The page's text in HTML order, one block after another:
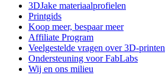
3DJake materiaalprofielen
Printgids
Koop meer, bespaar meer
Affiliate Program
Veelgestelde vragen over 3D-printen
Ondersteuning voor FabLabs
Wij en ons milieu